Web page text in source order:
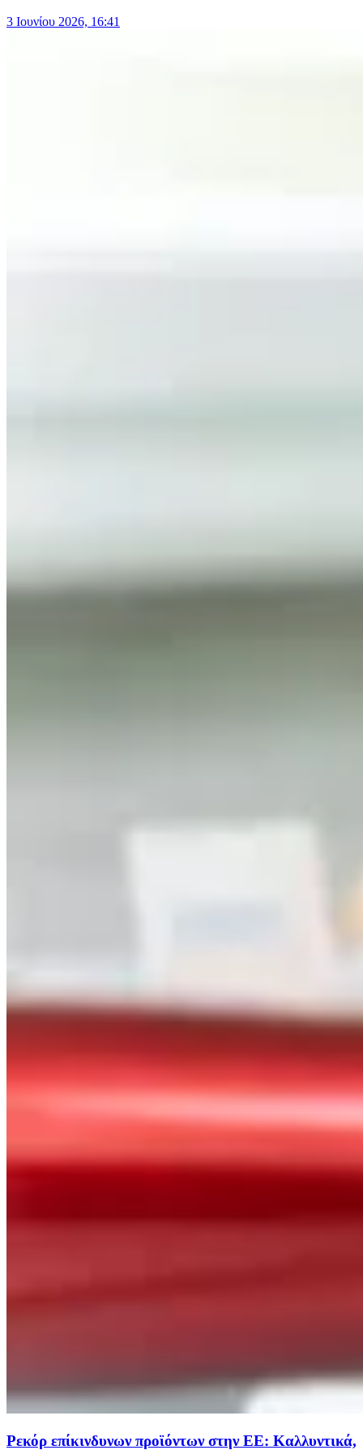
3 Ιουνίου 2026, 16:41
Ρεκόρ επίκινδυνων προϊόντων στην ΕΕ: Καλλυντικά,